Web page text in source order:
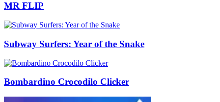
MR FLIP
Subway Surfers: Year of the Snake
Bombardino Crocodilo Clicker